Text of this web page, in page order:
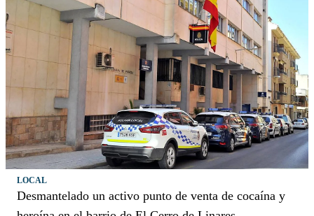
LOCAL
Desmantelado un activo punto de venta de cocaína y